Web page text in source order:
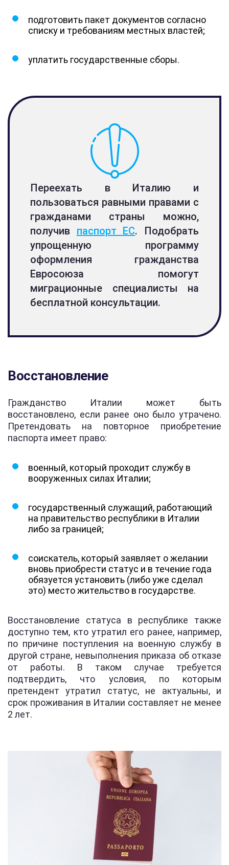
подготовить пакет документов согласно
списку и требованиям местных властей;
уплатить государственные сборы.
Переехать в Италию и
пользоваться равными правами с
гражданами страны можно,
получив паспорт ЕС. Подобрать
упрощенную программу
оформления гражданства
Евросоюза помогут
миграционные специалисты на
бесплатной консультации.
Восстановление
Гражданство Италии может быть
восстановлено, если ранее оно было утрачено.
Претендовать на повторное приобретение
паспорта имеет право:
военный, который проходит службу в
вооруженных силах Италии;
государственный служащий, работающий
на правительство республики в Италии
либо за границей;
соискатель, который заявляет о желании
вновь приобрести статус и в течение года
обязуется установить (либо уже сделал
это) место жительство в государстве.
Восстановление статуса в республике также
доступно тем, кто утратил его ранее, например,
по причине поступления на военную службу в
другой стране, невыполнения приказа об отказе
от работы. В таком случае требуется
подтвердить, что условия, по которым
претендент утратил статус, не актуальны, и
срок проживания в Италии составляет не менее
2 лет.